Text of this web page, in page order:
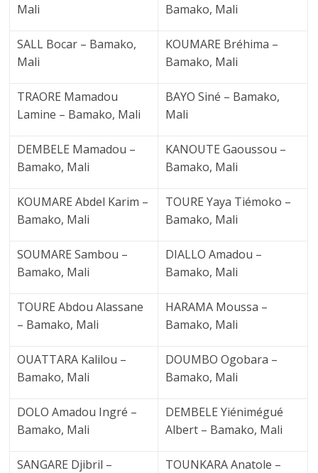
Mali
Bamako, Mali
SALL Bocar – Bamako,
Mali
KOUMARE Bréhima –
Bamako, Mali
TRAORE Mamadou
Lamine – Bamako, Mali
BAYO Siné – Bamako,
Mali
DEMBELE Mamadou –
Bamako, Mali
KANOUTE Gaoussou –
Bamako, Mali
KOUMARE Abdel Karim –
Bamako, Mali
TOURE Yaya Tiémoko –
Bamako, Mali
SOUMARE Sambou –
Bamako, Mali
DIALLO Amadou –
Bamako, Mali
TOURE Abdou Alassane
– Bamako, Mali
HARAMA Moussa –
Bamako, Mali
OUATTARA Kalilou –
Bamako, Mali
DOUMBO Ogobara –
Bamako, Mali
DOLO Amadou Ingré –
Bamako, Mali
DEMBELE Yiénimégué
Albert – Bamako, Mali
SANGARE Djibril –
TOUNKARA Anatole –